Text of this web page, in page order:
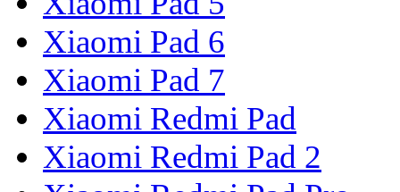
Xiaomi Pad 6
Xiaomi Pad 7
Xiaomi Redmi Pad
Xiaomi Redmi Pad 2